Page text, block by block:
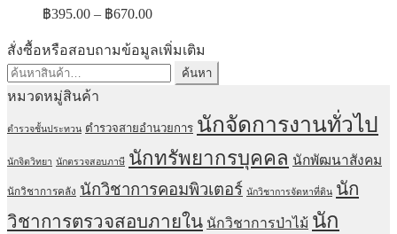
฿395.00 – ฿670.00Price
฿395.00
through
฿670.00
สั่งซื้อหรือสอบถามข้อมูลเพิ่มเติม
ค้นหา:
ค้นหา
หมวดหมู่สินค้า
ตำรวจชั้นประทวน ตำรวจสายอำนวยการ นักจัดการงานทั่วไป
นักจิตวิทยา นักตรวจสอบภาษี นักทรัพยากรบุคคล นักพัฒนาสังคม
นักวิชาการคลัง นักวิชาการคอมพิวเตอร์ นักวิชาการจัดหาที่ดิน นัก
วิชาการตรวจสอบภายใน นักวิชาการป่าไม้ นัก